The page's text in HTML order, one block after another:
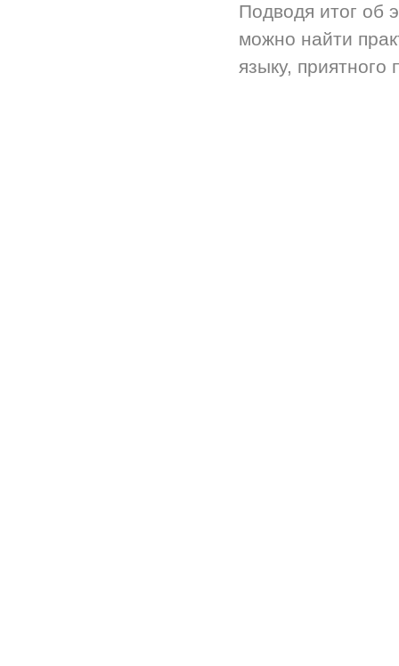
Подводя итог об
можно найти
языку,